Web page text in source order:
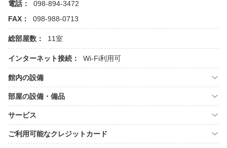
電話：
098-894-3472
FAX：
098-988-0713
総部屋数： 11室
インターネット接続： Wi-Fi利用可
館内の設備
部屋の設備・備品
サービス
ご利用可能なクレジットカード